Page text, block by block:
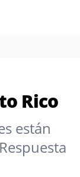
Rico
están